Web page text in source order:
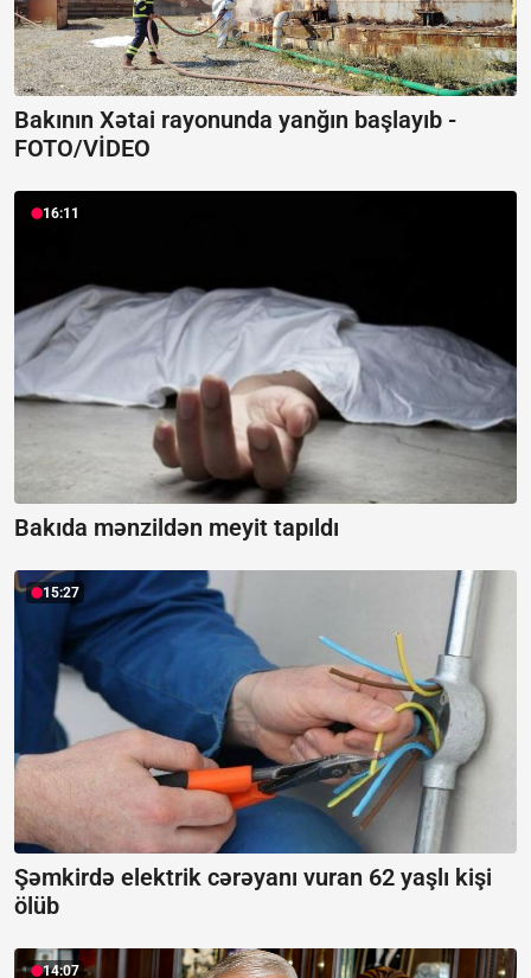
Bakının Xətai rayonunda yanğın başlayıb -
FOTO/VİDEO
16:11
Bakıda mənzildən meyit tapıldı
15:27
Şəmkirdə elektrik cərəyanı vuran 62 yaşlı kişi
ölüb
14:07